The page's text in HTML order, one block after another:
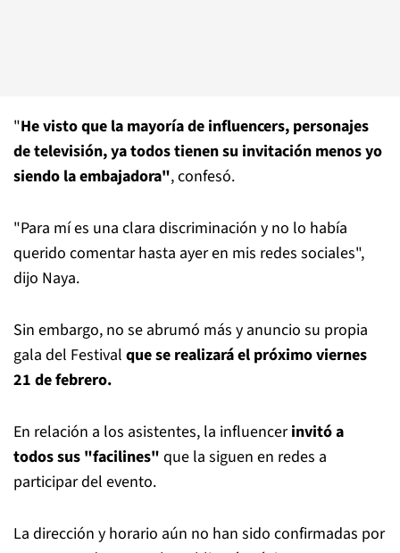
"He visto que la mayoría de influencers, personajes
de televisión, ya todos tienen su invitación menos yo
siendo la embajadora", confesó.
"Para mí es una clara discriminación y no lo había
querido comentar hasta ayer en mis redes sociales",
dijo Naya.
Sin embargo, no se abrumó más y anuncio su propia
gala del Festival que se realizará el próximo viernes
21 de febrero.
En relación a los asistentes, la influencerinvitó a
todos sus "facilines" que la siguen en redes a
participar del evento.
La dirección y horario aún no han sido confirmadas por